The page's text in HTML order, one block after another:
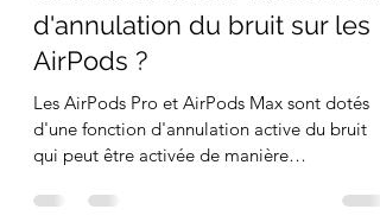
Comment activer la fonction
d'annulation du bruit sur les
AirPods ?
Les AirPods Pro et AirPods Max sont dotés
qui peut être activée de manière